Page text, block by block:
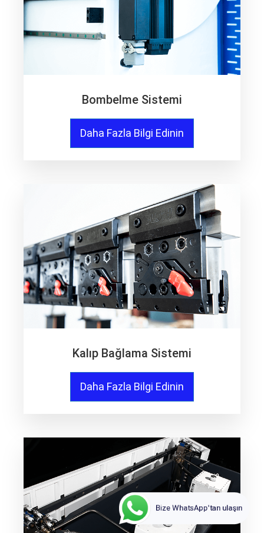
Bombelme Sistemi
Daha Fazla Bilgi Edinin
Kalıp Bağlama Sistemi
Daha Fazla Bilgi Edinin
Bize WhatsApp'tan ulaşın